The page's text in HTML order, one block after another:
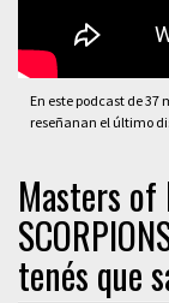
En este podcast de 37
reseñanan el último
Masters of
tenés que